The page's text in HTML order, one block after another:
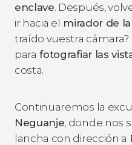
enclave. Después,
ir hacia el mirador de
traído vuestra
para fotografiar las
costa.
Continuaremos la
Neguanje, donde nos
lancha con dirección a